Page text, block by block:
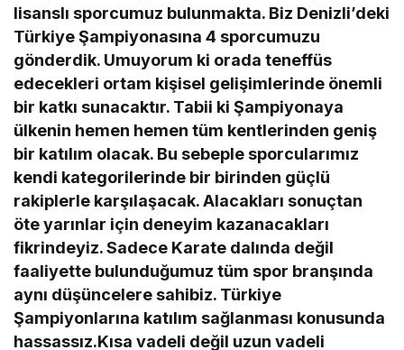
lisanslı sporcumuz bulunmakta. Biz Denizli’deki
Türkiye Şampiyonasına 4 sporcumuzu
gönderdik. Umuyorum ki orada teneffüs
edecekleri ortam kişisel gelişimlerinde önemli
bir katkı sunacaktır. Tabii ki Şampiyonaya
ülkenin hemen hemen tüm kentlerinden geniş
bir katılım olacak. Bu sebeple sporcularımız
kendi kategorilerinde bir birinden güçlü
rakiplerle karşılaşacak. Alacakları sonuçtan
öte yarınlar için deneyim kazanacakları
fikrindeyiz. Sadece Karate dalında değil
faaliyette bulunduğumuz tüm spor branşında
aynı düşüncelere sahibiz. Türkiye
Şampiyonlarına katılım sağlanması konusunda
hassassız.Kısa vadeli değil uzun vadeli